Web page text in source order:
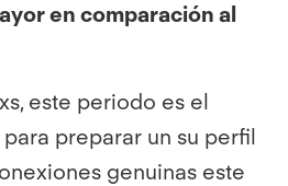
en comparación al
este periodo es el
preparar un su perfil
genuinas este